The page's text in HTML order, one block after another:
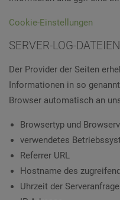
Cookie-Einstellungen
SERVER-LOG-DATEIEN
Der Provider der Seiten
Informationen in so
Browser automatisch an
Browsertyp und
verwendetes
Referrer URL
Hostname des
Uhrzeit der Serveranfrage